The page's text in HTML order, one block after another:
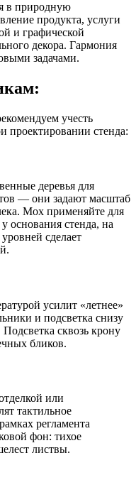
в природную
продукта, услуги
и графической
декора. Гармония
задачами.
учесть
проектировании стенда:
деревья для
— они задают масштаб
Мох применяйте для
основания стенда, на
сделает
усилит «летнее»
и подсветка снизу
сквозь крону
бликов.
или
тактильное
регламента
фон: тихое
листвы.